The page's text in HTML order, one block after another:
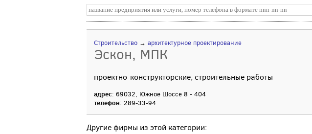
Строительство → архитектурное проектирование
Эскон, МПК
проектно-конструкторские, строительные работы
адрес: 69032, Южное Шоссе 8 - 404
телефон: 289-33-94
Другие фирмы из этой категории: